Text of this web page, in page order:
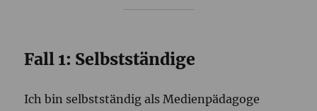
Fall 1: Selbstständige
Ich bin selbstständig als Medienpädagoge